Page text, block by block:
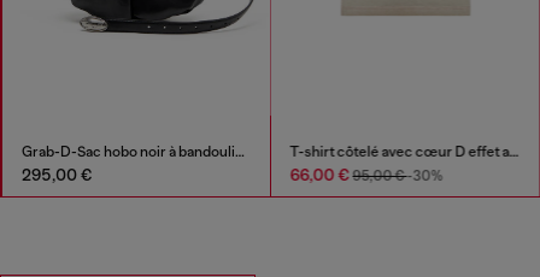
Grab-D-Sac hobo noir à bandoulière effet ceinture
295,00 €
T-shirt côtelé avec cœur D effet aquarelle
66,00 €95,00 €-30%